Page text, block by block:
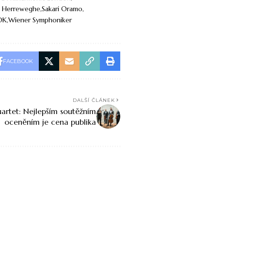
HerrewegheSakari Oramo
Wiener Symphoniker
FACEBOOK
DALŠÍ ČLÁNEK
Nejlepším soutěžním
oceněním je cena publika